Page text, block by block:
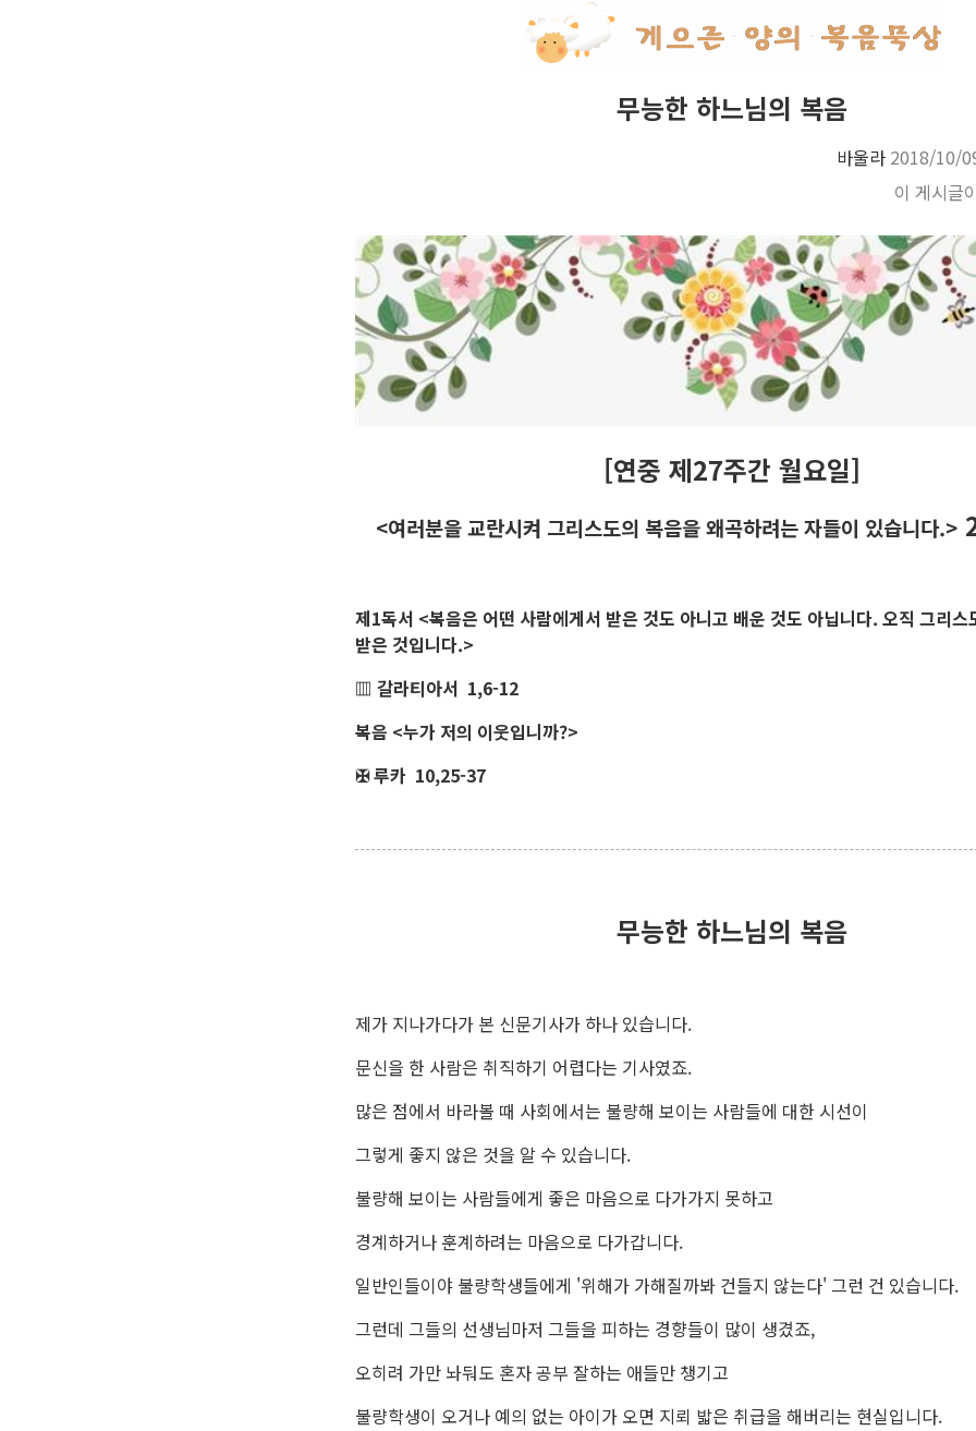
무능한 하느님의 복음
바울라 2018/10/
이 게시글
[연중 제27주간 월요일]
<여러분을 교란시켜 그리스도의 복음을 왜곡하려는 자들이 있습니다.>
제1독서 <복음은 어떤 사람에게서 받은 것도 아니고 배운 것도 아닙니다. 오직 그리스
받은 것입니다.>
▥ 갈라티아서 1,6-12
복음 <누가 저의 이웃입니까?>
✠ 루카 10,25-37
무능한 하느님의 복음
제가 지나가다가 본 신문기사가 하나 있습니다.
문신을 한 사람은 취직하기 어렵다는 기사였죠.
많은 점에서 바라볼 때 사회에서는 불량해 보이는 사람들에 대한 시선이
그렇게 좋지 않은 것을 알 수 있습니다.
불량해 보이는 사람들에게 좋은 마음으로 다가가지 못하고
경계하거나 훈계하려는 마음으로 다가갑니다.
일반인들이야 불량학생들에게 '위해가 가해질까봐 건들지 않는다' 그런 건 있습니다.
그런데 그들의 선생님마저 그들을 피하는 경향들이 많이 생겼죠,
오히려 가만 놔둬도 혼자 공부 잘하는 애들만 챙기고
불량학생이 오거나 예의 없는 아이가 오면 지뢰 밟은 취급을 해버리는 현실입니다.